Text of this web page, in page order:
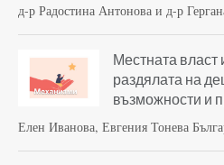
д-р Радостина Антонова и д-р
Местната власт
раздялата на
възможности и
Елен Иванова, Евгения Тонева